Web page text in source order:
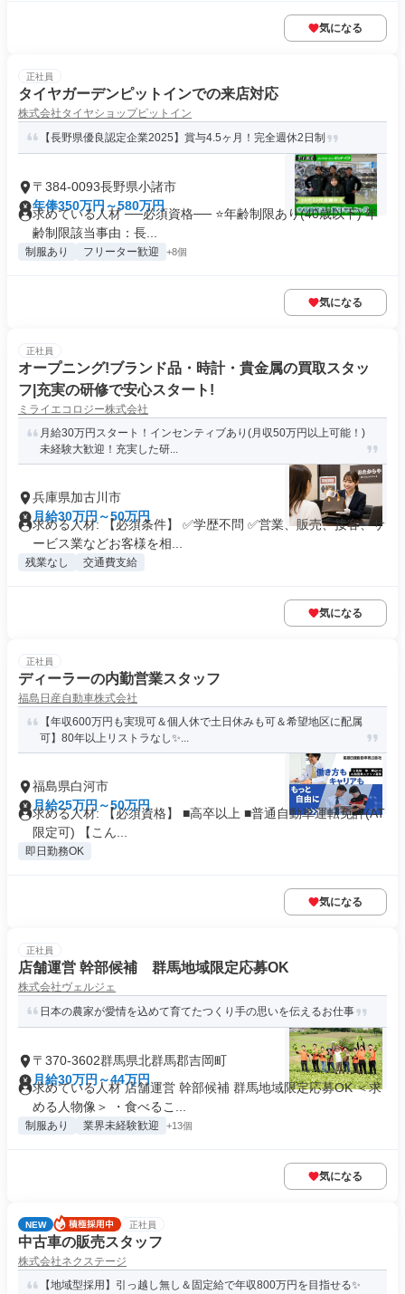
気になる
正社員
タイヤガーデンピットインでの来店対応
株式会社タイヤショップピットイン
【長野県優良認定企業2025】賞与4.5ヶ月！完全週休2日制
〒384-0093長野県小諸市
年俸350万円～580万円
求めている人材 ──必須資格── ⭐️年齢制限あり(40歳以下) 年
齢制限該当事由：長...
制服あり フリーター歓迎 +8個
気になる
正社員
オープニング!ブランド品・時計・貴金属の買取スタッ
フ|充実の研修で安心スタート!
ミライエコロジー株式会社
月給30万円スタート！インセンティブあり(月収50万円以上可能！)
未経験大歓迎！充実した研...
兵庫県加古川市
月給30万円～50万円
求める人材: 【必須条件】 ✅学歴不問 ✅営業、販売、接客、サ
ービス業などお客様を相...
残業なし 交通費支給
気になる
正社員
ディーラーの内勤営業スタッフ
福島日産自動車株式会社
【年収600万円も実現可＆個人休で土日休みも可＆希望地区に配属
可】80年以上リストラなし✨...
福島県白河市
月給25万円～50万円
求める人材: 【必須資格】 ■高卒以上 ■普通自動車運転免許(AT
限定可) 【こん...
即日勤務OK
気になる
正社員
店舗運営 幹部候補 群馬地域限定応募OK
株式会社ヴェルジェ
日本の農家が愛情を込めて育てたつくり手の思いを伝えるお仕事
〒370-3602群馬県北群馬郡吉岡町
月給30万円～44万円
求めている人材 店舗運営 幹部候補 群馬地域限定応募OK ＜求
める人物像＞ ・食べるこ...
制服あり 業界未経験歓迎 +13個
気になる
NEW 正社員
中古車の販売スタッフ
株式会社ネクステージ
【地域型採用】引っ越し無し＆固定給で年収800万円を目指せる✨